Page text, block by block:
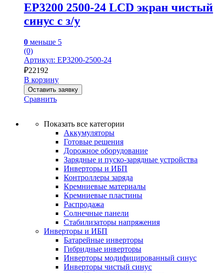
EP3200 2500-24 LCD экран чистый
синус с з/у
0 меньше 5
(0)
Артикул: EP3200-2500-24
₽22192
В корзину
Оставить заявку
Сравнить
Показать все категории
Аккумуляторы
Готовые решения
Дорожное оборудование
Зарядные и пуско-зарядные устройства
Инверторы и ИБП
Контроллеры заряда
Кремниевые материалы
Кремниевые пластины
Распродажа
Солнечные панели
Стабилизаторы напряжения
Инверторы и ИБП
Батарейные инверторы
Гибридные инверторы
Инверторы модифицированный синус
Инверторы чистый синус